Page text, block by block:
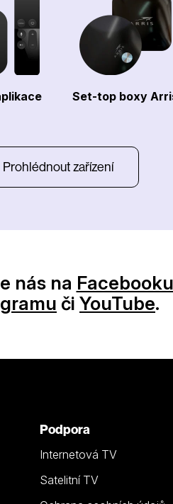
Set-top boxy
Prohlédnout zařízení
nás na Facebooku
či YouTube.
Podpora
Internetová TV
Satelitní TV